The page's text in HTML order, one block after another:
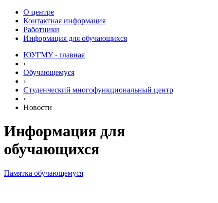
О центре
Контактная информация
Работники
Информация для обучающихся
ЮУГМУ - главная
›
Обучающемуся
›
Студенческий многофункциональный центр
›
Новости
Информация для
обучающихся
Памятка обучающемуся